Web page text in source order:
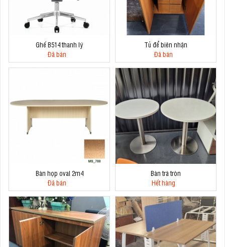
Ghế B514 thanh lý
Đã bán
Tủ để biên nhận
Đã bán
Bàn họp oval 2m4
Đã bán
Bàn trà tròn
Hết hàng